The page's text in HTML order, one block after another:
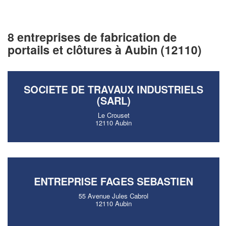
8 entreprises de fabrication de
portails et clôtures à Aubin (12110)
SOCIETE DE TRAVAUX INDUSTRIELS
(SARL)
Le Crouset
12110 Aubin
ENTREPRISE FAGES SEBASTIEN
55 Avenue Jules Cabrol
12110 Aubin